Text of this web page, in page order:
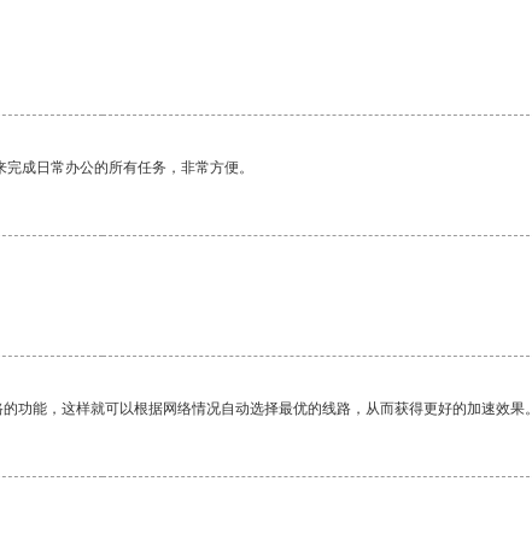
成日常办公的所有任务，非常方便。
能，这样就可以根据网络情况自动选择最优的线路，从而获得更好的加速效果。